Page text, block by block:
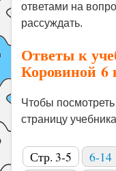
ответами на
рассуждать.
Ответы к
Коровиной 6
Чтобы
страницу
Стр. 3-5 6-14